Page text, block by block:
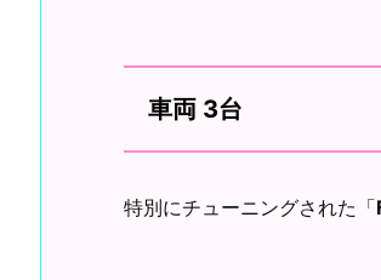
車両 3台
特別にチューニングされた「